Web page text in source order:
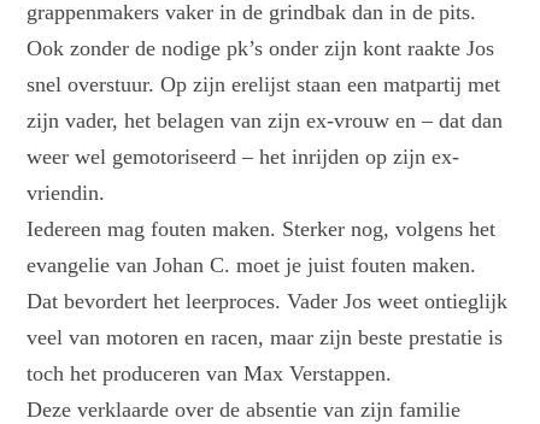
grappenmakers vaker in de grindbak dan in de pits.
Ook zonder de nodige pk’s onder zijn kont raakte Jos
snel overstuur. Op zijn erelijst staan een matpartij met
zijn vader, het belagen van zijn ex-vrouw en – dat dan
weer wel gemotoriseerd – het inrijden op zijn ex-
vriendin.
Iedereen mag fouten maken. Sterker nog, volgens het
evangelie van Johan C. moet je juist fouten maken.
Dat bevordert het leerproces. Vader Jos weet ontieglijk
veel van motoren en racen, maar zijn beste prestatie is
toch het produceren van Max Verstappen.
Deze verklaarde over de absentie van zijn familie